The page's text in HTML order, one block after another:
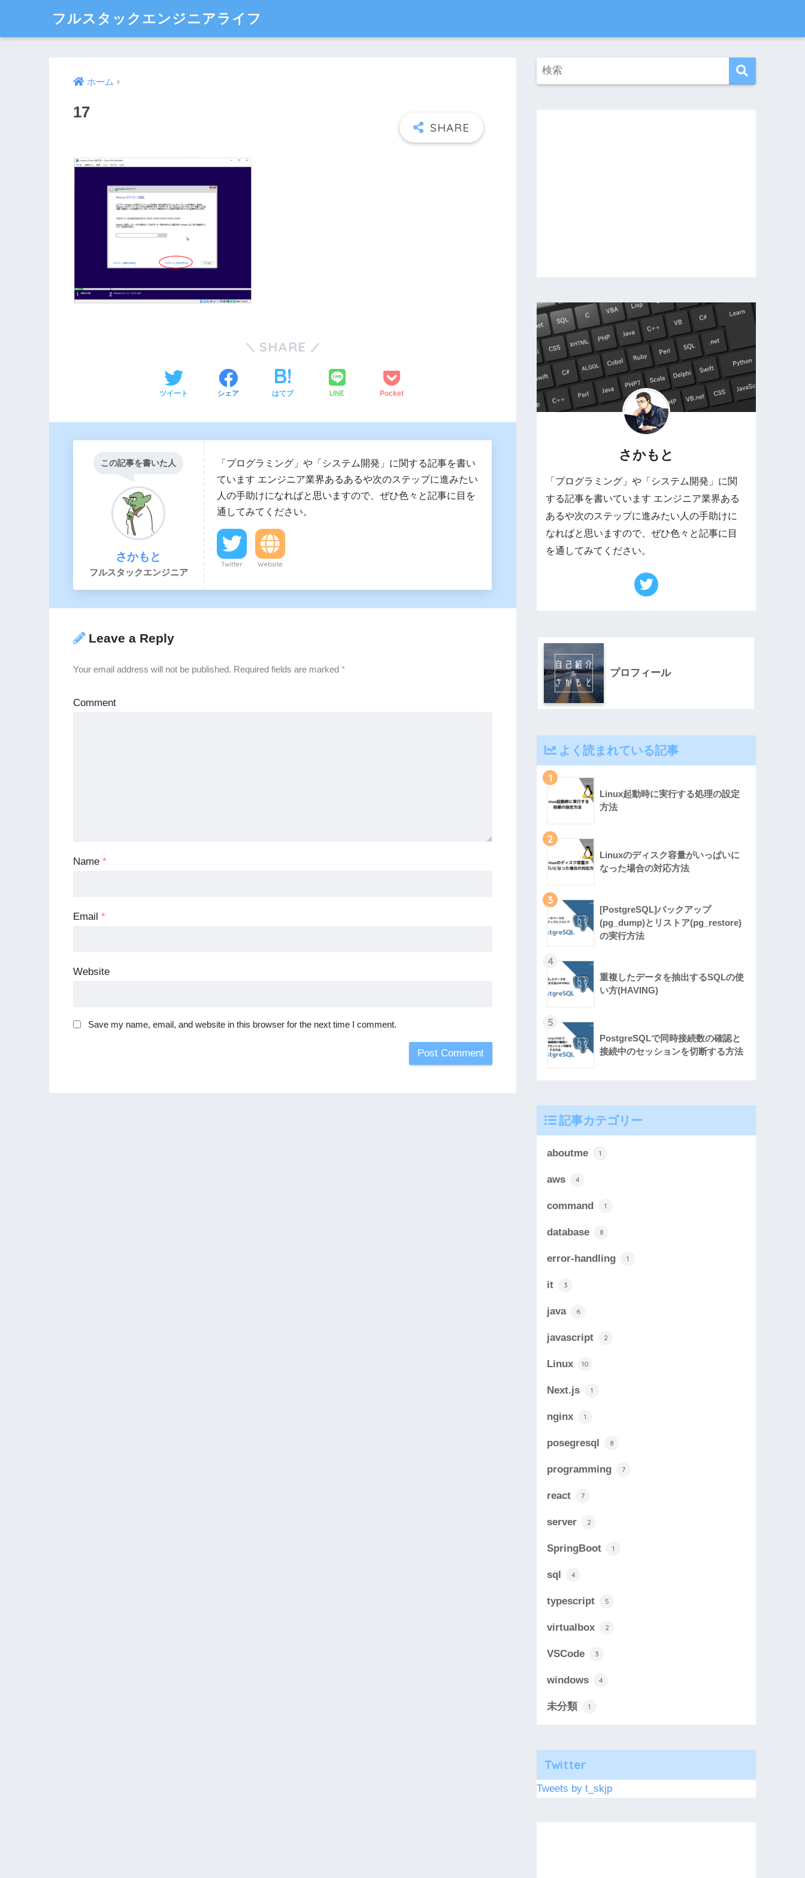
フルスタックエンジニアライフ
ホーム
17
SHARE
ツイート シェア はてブ LINE Pocket
この記事を書いた人
さかもと
フルスタックエンジニア
「プログラミング」や「システム開発」に関する記事を書い
ています エンジニア業界あるあるや次のステップに進みたい
人の手助けになればと思いますので、ぜひ色々と記事に目を
通してみてください。
Twitter Website
Leave a Reply
Your email address will not be published. Required fields are marked *
Comment
Name *
Email *
Website
Save my name, email, and website in this browser for the next time I comment.
さかもと
「プログラミング」や「システム開発」に関
する記事を書いています エンジニア業界ある
あるや次のステップに進みたい人の手助けに
なればと思いますので、ぜひ色々と記事に目
を通してみてください。
プロフィール
よく読まれている記事
1
Linux起動時に実行する処理の設定
方法
2
Linuxのディスク容量がいっぱいに
なった場合の対応方法
3
[PostgreSQL]バックアップ
(pg_dump)とリストア(pg_restore)
の実行方法
4
重複したデータを抽出するSQLの使
い方(HAVING)
5
PostgreSQLで同時接続数の確認と
接続中のセッションを切断する方法
記事カテゴリー
aboutme 1
aws 4
command 1
database 8
error-handling 1
it 3
java 6
javascript 2
Linux 10
Next.js 1
nginx 1
posegresql 8
programming 7
react 7
server 2
SpringBoot 1
sql 4
typescript 5
virtualbox 2
VSCode 3
windows 4
未分類 1
Twitter
Tweets by t_skjp